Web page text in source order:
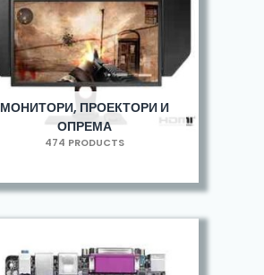
МОНИТОРИ, ПРОЕКТОРИ И
ОПРЕМА
474 PRODUCTS